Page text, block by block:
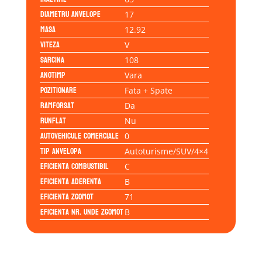
Diametru anvelope 17
Masa 12.92
Viteza V
Sarcina 108
Anotimp Vara
Pozitionare Fata + Spate
Ramforsat Da
Runflat Nu
Autovehicule comerciale 0
Tip anvelopa Autoturisme/SUV/4×4
Eficienta Combustibil C
Eficienta Aderenta B
Eficienta Zgomot 71
Eficienta Nr. Unde ZgomotB